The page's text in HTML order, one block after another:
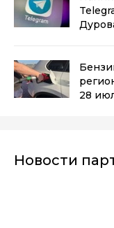
28
Новости